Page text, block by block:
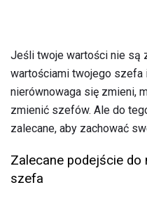
Jeśli twoje wartości nie są
wartościami twojego szefa
nierównowaga się zmieni,
zmienić szefów. Ale do
zalecane, aby zachować
Zalecane podejście do
szefa